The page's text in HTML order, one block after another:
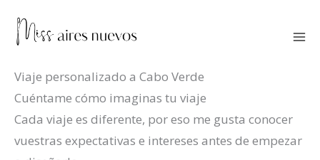
Viaje personalizado a Cabo Verde
Cuéntame cómo imaginas tu viaje
Cada viaje es diferente, por eso me gusta conocer
vuestras expectativas e intereses antes de empezar